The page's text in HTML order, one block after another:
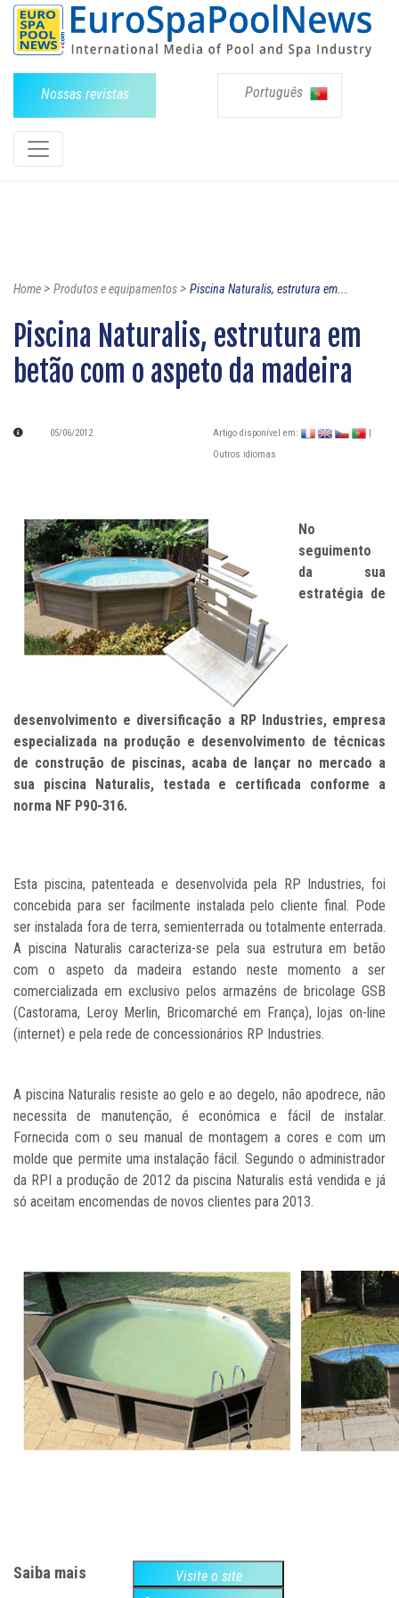
Nossas revistas Português
Home> Produtos e equipamentos> Piscina Naturalis, estrutura em...
Piscina Naturalis, estrutura em
betão com o aspeto da madeira
05/06/2012 Artigo disponível em:
|
Outros idiomas
No
seguimento
da sua
estratégia de
desenvolvimento e diversificação a RP Industries, empresa
especializada na produção e desenvolvimento de técnicas
de construção de piscinas, acaba de lançar no mercado a
sua piscina Naturalis, testada e certificada conforme a
norma NF P90-316.
Esta piscina, patenteada e desenvolvida pela RP Industries, foi
concebida para ser facilmente instalada pelo cliente final. Pode
ser instalada fora de terra, semienterrada ou totalmente enterrada.
A piscina Naturalis caracteriza-se pela sua estrutura em betão
com o aspeto da madeira estando neste momento a ser
comercializada em exclusivo pelos armazéns de bricolage GSB
(Castorama, Leroy Merlin, Bricomarché em França), lojas on-line
(internet) e pela rede de concessionários RP Industries.
A piscina Naturalis resiste ao gelo e ao degelo, não apodrece, não
necessita de manutenção, é económica e fácil de instalar.
Fornecida com o seu manual de montagem a cores e com um
molde que permite uma instalação fácil. Segundo o administrador
da RPI a produção de 2012 da piscina Naturalis está vendida e já
só aceitam encomendas de novos clientes para 2013.
Saiba mais
Visite o site